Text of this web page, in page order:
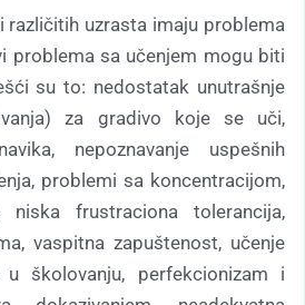
različitih uzrasta imaju problema
problema sa učenjem mogu biti
su to: nedostatak unutrašnje
za gradivo koje se uči,
nepoznavanje uspešnih
problemi sa koncentracijom,
niska frustraciona tolerancija,
vaspitna zapuštenost, učenje
školovanju, perfekcionizam i